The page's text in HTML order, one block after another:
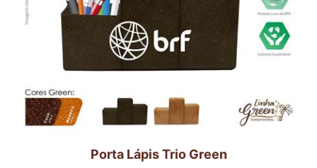
Porta Lápis Trio Green